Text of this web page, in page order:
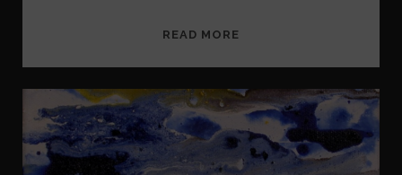
READ MORE
KLIMA,
–
DET
HANDLER